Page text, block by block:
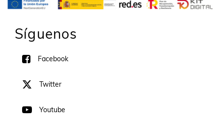
Síguenos
Facebook
Twitter
Youtube